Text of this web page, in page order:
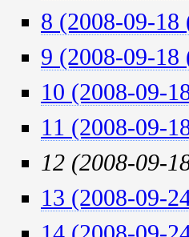
8 (2008-09-
9 (2008-09-
10 (2008-09-
11 (2008-09-
12 (2008-09-
13 (2008-09-